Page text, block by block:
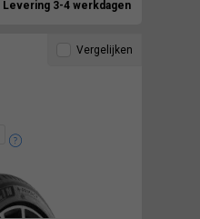
Levering 3-4 werkdagen
Vergelijken